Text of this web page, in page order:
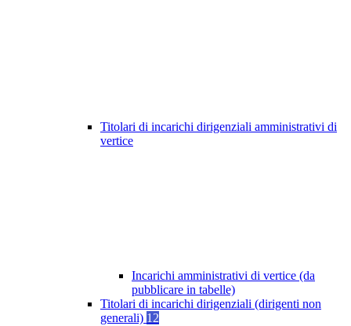
Titolari di incarichi dirigenziali amministrativi di
vertice
Incarichi amministrativi di vertice (da
pubblicare in tabelle)
Titolari di incarichi dirigenziali (dirigenti non
generali) 12